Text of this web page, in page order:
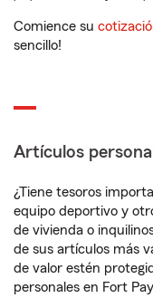
Comience su
sencillo!
Artículos
¿Tiene tesoros
equipo deportivo y
de vivienda o
de sus artículos más
de valor estén
personales en Fort